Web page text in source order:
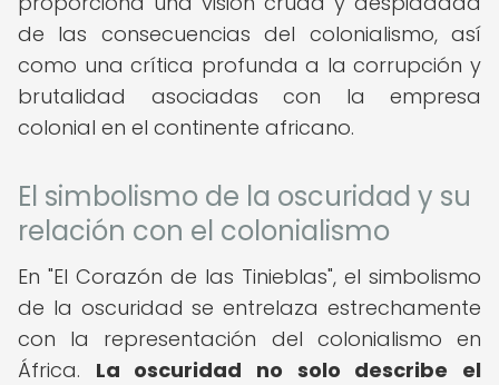
de las consecuencias del colonialismo, así
como una crítica profunda a la corrupción y
brutalidad asociadas con la empresa
colonial en el continente africano.
El simbolismo de la oscuridad y su
relación con el colonialismo
En "El Corazón de las Tinieblas", el simbolismo
de la oscuridad se entrelaza estrechamente
con la representación del colonialismo en
África. La oscuridad no solo describe el